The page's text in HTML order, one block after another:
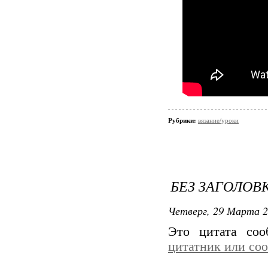
Рубрики: вязание/уроки
БЕЗ
Четверг, 29 Марта
Это цитата
цитатник или